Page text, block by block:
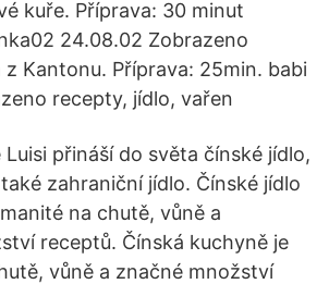
kuře. Příprava: 30 minut
24.08.02 Zobrazeno
Kantonu. Příprava: 25min. babi
recepty, jídlo, vařen
přináší do světa čínské jídlo,
zahraniční jídlo. Čínské jídlo
na chutě, vůně a
receptů. Čínská kuchyně je
vůně a značné množství